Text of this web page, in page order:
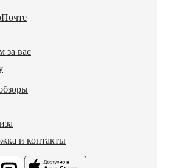
за вас
и контакты